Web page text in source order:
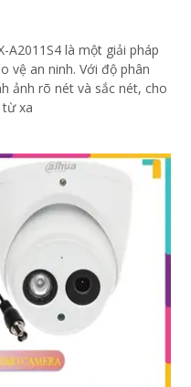
A2011S4 là một giải pháp
Với độ phân
ảnh rõ nét và sắc nét, cho
xa